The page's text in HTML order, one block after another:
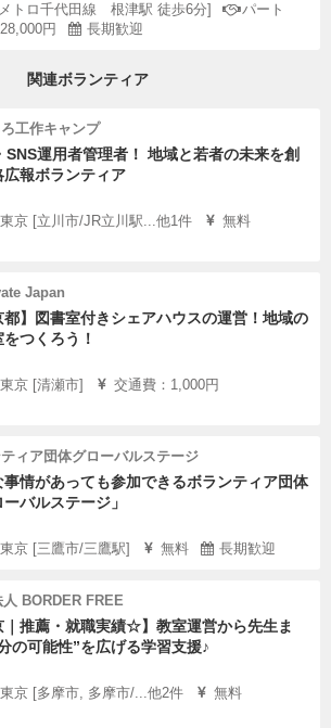
トロ千代田線 根津駅 徒歩6分]
パート
円
長期歓迎
関連ボランティア
工作キャンプ
SNS運用者管理者！ 地域と若者の未来を創
広報ボランティア
京 [立川市/JR立川駅...他1件
無料
Japan
都】図書室付きシェアハウスの運営！地域の
をつくろう！
京 [清瀬市]
交通費：1,000円
ィア団体グローバルステージ
事情があっても参加できるボランティア団体
ーバルステージ」
京 [三鷹市/三鷹駅] 無料 長期歓迎
人 BORDER FREE
｜推薦・就職実績☆】教室運営から先生ま
の可能性”を広げる学習支援♪
京 [多摩市, 多摩市/...他2件
無料